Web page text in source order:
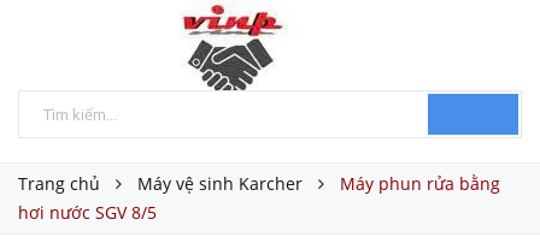
Trang chủ Máy vệ sinh Karcher
Máy phun rửa bằng
hơi nước SGV 8/5